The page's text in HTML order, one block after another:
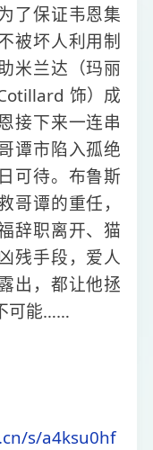
了保证韦恩集
被坏人利用制
米兰达（玛丽
饰）成
接下来一连串
谭市陷入孤绝
可待。布鲁斯
哥谭的重任，
辞职离开、猫
残手段，爱人
出，都让他拯
可能……
s/a4ksu0hf